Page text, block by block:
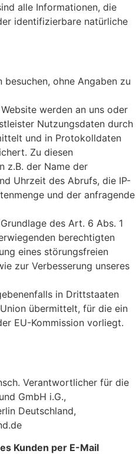
alle Informationen, die
identifizierbare natürliche
besuchen, ohne Angaben zu
werden an uns oder
Nutzungsdaten durch
und in Protokolldaten
Zu diesen
z.B. der Name der
Uhrzeit des Abrufs, die IP-
und der anfragende
des Art. 6 Abs. 1
berechtigten
eines störungsfreien
zur Verbesserung unseres
in Drittstaaten
übermittelt, für die ein
EU-Kommission vorliegt.
Verantwortlicher für die
GmbH i.G.,
Deutschland,
Kunden per E-Mail